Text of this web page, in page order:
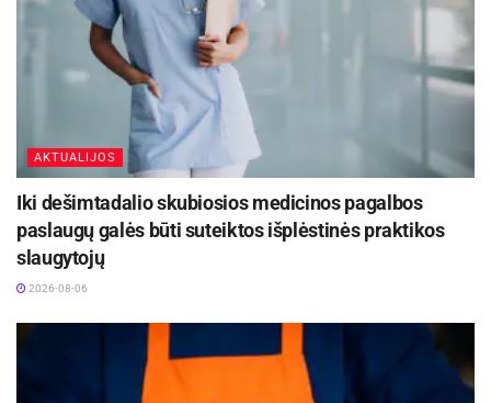
AKTUALIJOS
Iki dešimtadalio skubiosios medicinos pagalbos
paslaugų galės būti suteiktos išplėstinės praktikos
slaugytojų
2026-08-06